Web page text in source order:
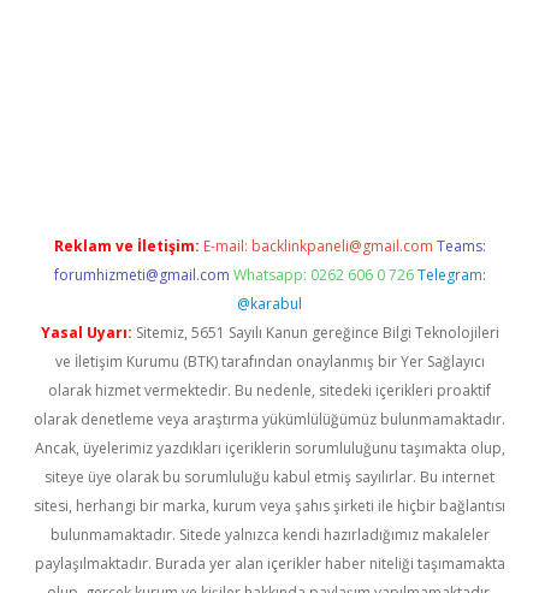
Reklam ve İletişim: E-mail: backlinkpaneli@gmail.com Teams:
forumhizmeti@gmail.com Whatsapp: 0262 606 0 726 Telegram:
@karabul
Yasal Uyarı: Sitemiz, 5651 Sayılı Kanun gereğince Bilgi Teknolojileri
ve İletişim Kurumu (BTK) tarafından onaylanmış bir Yer Sağlayıcı
olarak hizmet vermektedir. Bu nedenle, sitedeki içerikleri proaktif
olarak denetleme veya araştırma yükümlülüğümüz bulunmamaktadır.
Ancak, üyelerimiz yazdıkları içeriklerin sorumluluğunu taşımakta olup,
siteye üye olarak bu sorumluluğu kabul etmiş sayılırlar. Bu internet
sitesi, herhangi bir marka, kurum veya şahıs şirketi ile hiçbir bağlantısı
bulunmamaktadır. Sitede yalnızca kendi hazırladığımız makaleler
paylaşılmaktadır. Burada yer alan içerikler haber niteliği taşımamakta